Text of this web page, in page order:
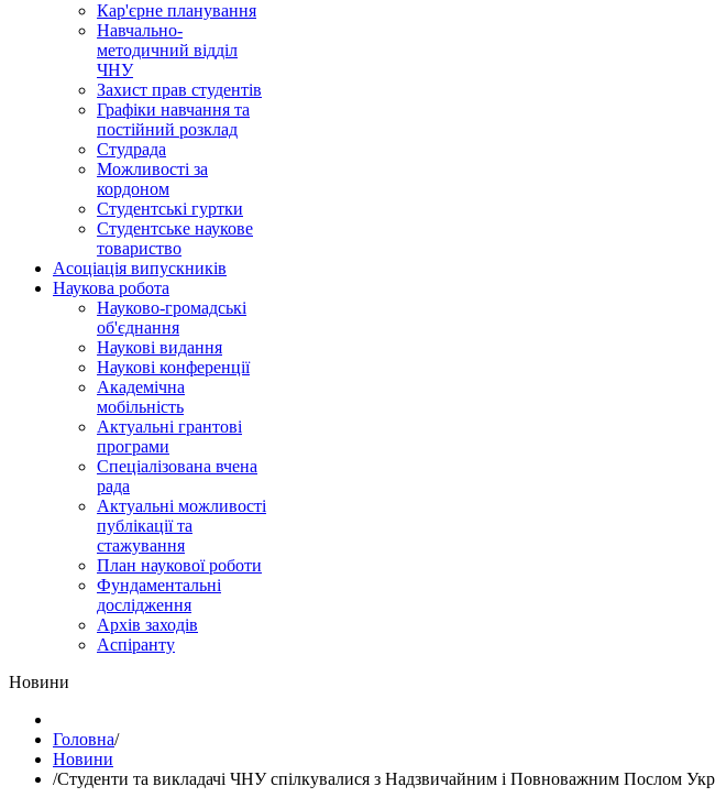
Кар'єрне планування
Навчально-
методичний відділ
ЧНУ
Захист прав студентів
Графіки навчання та
постійний розклад
Студрада
Можливості за
кордоном
Студентські гуртки
Студентське наукове
товариство
Асоціація випускників
Наукова робота
Науково-громадські
об'єднання
Наукові видання
Наукові конференції
Академічна
мобільність
Актуальні грантові
програми
Спеціалізована вчена
рада
Актуальні можливості
публікації та
стажування
План наукової роботи
Фундаментальні
дослідження
Архів заходів
Аспіранту
Hовини
Головна/
Hовини
/Студенти та викладачі ЧНУ спілкувалися з Надзвичайним і Повноважним Послом